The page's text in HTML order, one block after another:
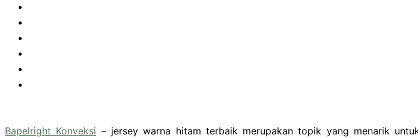
Bapelright Konveksi – jersey warna hitam terbaik merupakan topik yang menarik